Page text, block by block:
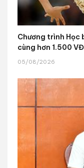
Chương trình Học
cùng hơn 1.500
05/08/2026